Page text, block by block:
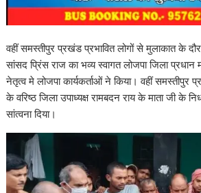
वहीं समस्तीपुर प्रखंड प्रभावित लोगों से मुलाकात के
सांसद प्रिंस राज का भव्य स्वागत लोजपा जिला प्रधान
नेतृत्व मे लोजपा कार्यकर्ताओं ने किया। वहीं समस्तीपुर
के वरिष्ठ जिला उपाध्यक्ष रामबदन राय के माता जी के
सांत्वना दिया।